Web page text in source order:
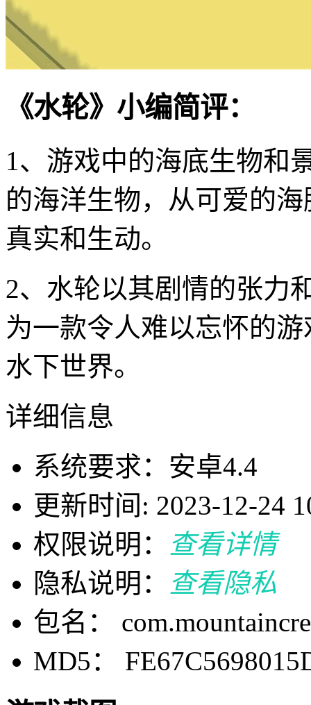
《水轮》小编简评：
1、游戏中的海底生物和
的海洋生物，从可爱的
真实和生动。
2、水轮以其剧情的张力
为一款令人难以忘怀的
水下世界。
详细信息
系统要求：安卓4.4
更新时间: 2023-12-24
权限说明：
查看详情
隐私说明：
查看隐私
包名：
MD5：